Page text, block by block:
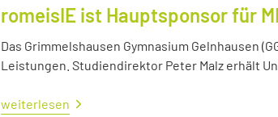
romeisIE ist Hauptsponsor für
Das Grimmelshausen Gymnasium Gelnhausen
Leistungen. Studiendirektor Peter Malz erhält
weiterlesen